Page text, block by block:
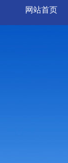
网站首页